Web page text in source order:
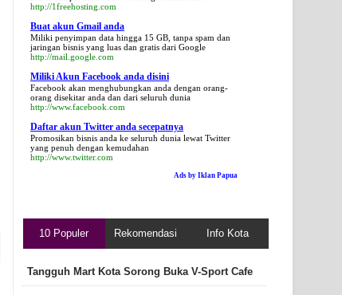
http://1freehosting.com
Buat akun Gmail anda
Miliki penyimpan data hingga 15 GB, tanpa spam dan
jaringan bisnis yang luas dan gratis dari Google
http://mail.google.com
Miliki Akun Facebook anda disini
Facebook akan menghubungkan anda dengan orang-
orang disekitar anda dan dari seluruh dunia
http://www.facebook.com
Daftar akun Twitter anda secepatnya
Promosikan bisnis anda ke seluruh dunia lewat Twitter
yang penuh dengan kemudahan
http://www.twitter.com
Ads by Iklan Papua
10 Populer Rekomendasi Info Kota
Tangguh Mart Kota Sorong Buka V-Sport Cafe